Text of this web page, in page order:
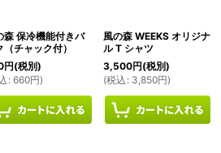
森 保冷機能付きバ
（チャック付）
円(税別)
: 660円)
風の森 WEEKS オリジナ
ル T シャツ
3,500円(税別)
(税込 : 3,850円)